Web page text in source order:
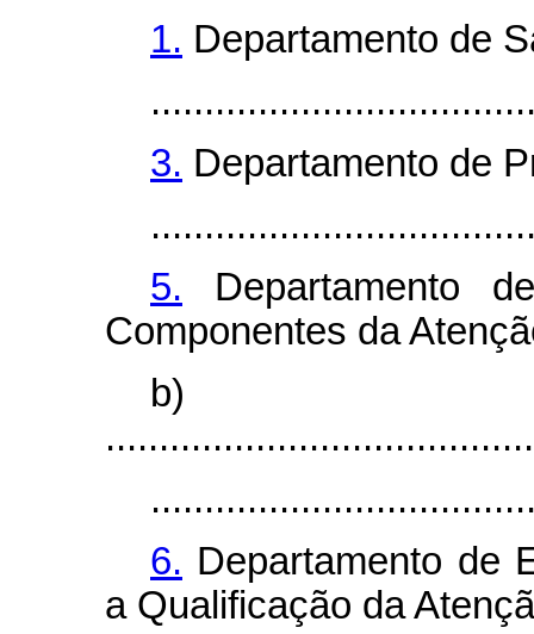
1. Departamento de
3. Departamento de
5. Departamento
Componentes da
b)
6. Departamento de
a Qualificação da